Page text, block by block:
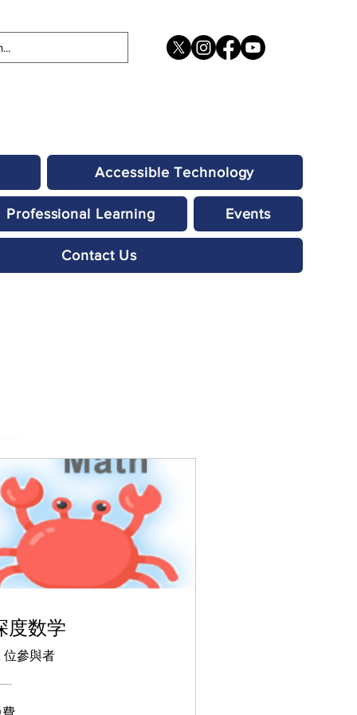
Accessible Technology
Professional Learning Events
Contact Us
度数学
位參與者